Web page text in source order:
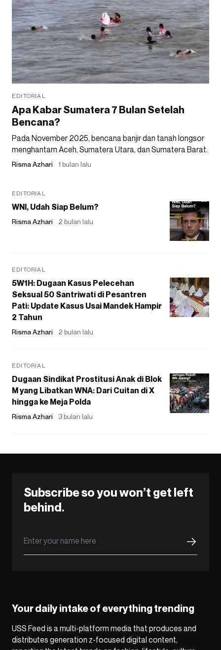
EDITORIAL
Apa Kabar Sumatera 7 Bulan Setelah
Bencana?
Pada November 2025, bencana banjir dan tanah longsor
menghantam Aceh, Sumatera Utara, dan Sumatera Barat.
Risma Azhari 1 bulan lalu
EDITORIAL
WNI, Udah Siap Belum?
Risma Azhari 2 bulan lalu
EDITORIAL
5W1H: Dugaan Kasus Pelecehan
Seksual 50 Santriwati di Pesantren
Pati: Update Kasus Usai Mandek Hampir
2 Tahun
Risma Azhari 2 bulan lalu
EDITORIAL
Dugaan Sindikat Prostitusi Anak di Blok
M yang Libatkan WNA: Dari Cuitan di X
hingga ke Meja Polda
Risma Azhari 3 bulan lalu
Subscribe so you won’t get left
behind.
Your daily intake of everything trending
USS Feed is a multi-platform media that produces and
distributes generation z-focused digital content,